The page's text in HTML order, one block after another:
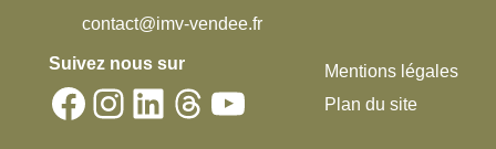
contact@imv-vendee.fr
Suivez nous sur
Facebook
Instagram
LinkedIn
Threads
YouTube
Mentions légales
Plan du site